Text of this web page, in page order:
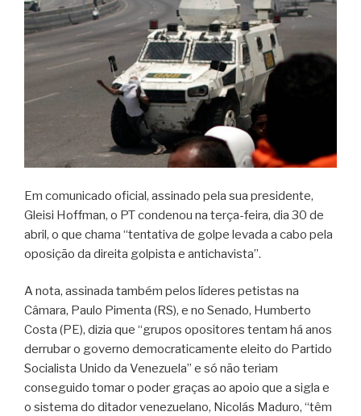
Em comunicado oficial, assinado pela sua presidente,
Gleisi Hoffman, o PT condenou na terça-feira, dia 30 de
abril, o que chama “tentativa de golpe levada a cabo pela
oposição da direita golpista e antichavista”.
A nota, assinada também pelos líderes petistas na
Câmara, Paulo Pimenta (RS), e no Senado, Humberto
Costa (PE), dizia que “grupos opositores tentam há anos
derrubar o governo democraticamente eleito do Partido
Socialista Unido da Venezuela” e só não teriam
conseguido tomar o poder graças ao apoio que a sigla e
o sistema do ditador venezuelano, Nicolás Maduro, “têm